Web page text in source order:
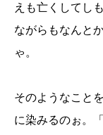
えも亡くしてし
ながらもなんと
ゃ。
そのようなこと
に染みるのぉ。